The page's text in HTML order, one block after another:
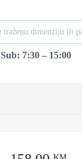
Sub: 7:30 – 15:00